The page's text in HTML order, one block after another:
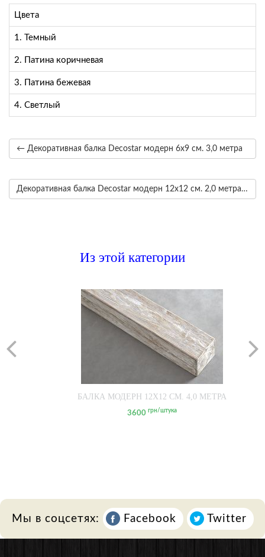
Цвета
1. Темный
2. Патина коричневая
3. Патина бежевая
4. Светлый
← Декоративная балка Decostar модерн 6х9 см. 3,0 метра
Декоративная балка Decostar модерн 12х12 см. 2,0 метра →
Из этой категории
БАЛКА МОДЕРН 12Х12 СМ. 4,0 МЕТРА
3600 грн/штука
Мы в соцсетях: Facebook Twitter